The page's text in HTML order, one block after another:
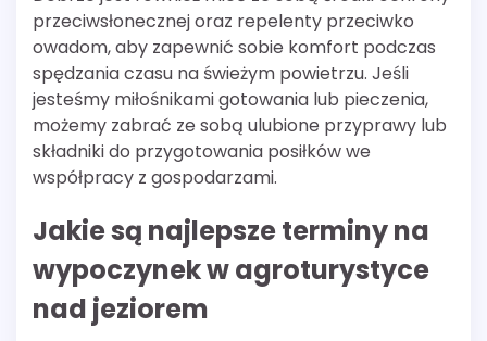
przeciwsłonecznej oraz repelenty przeciwko
owadom, aby zapewnić sobie komfort podczas
spędzania czasu na świeżym powietrzu. Jeśli
jesteśmy miłośnikami gotowania lub pieczenia,
możemy zabrać ze sobą ulubione przyprawy lub
składniki do przygotowania posiłków we
współpracy z gospodarzami.
Jakie są najlepsze terminy na
wypoczynek w agroturystyce
nad jeziorem